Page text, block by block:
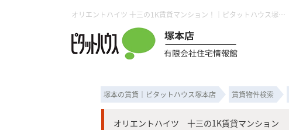
オリエントハイツ 十三の1K賃貸マンション！｜ピタットハウス塚本店
塚本の賃貸｜ピタットハウス塚本店 賃貸物件検索
オリエントハイツ 十三の1K賃貸マンション